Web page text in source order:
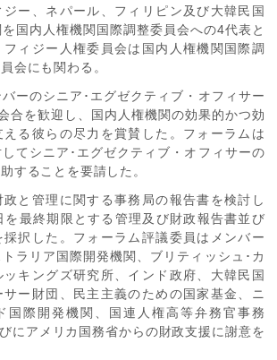
ジー、ネパール、フィリピン及び大韓民国
国内人権機関国際調整委員会への4代表と
フィジー人権委員会は国内人権機関国際調
会にも関わる。
ーのシニア･エグゼクティブ・オフィサー
合を歓迎し、国内人権機関の効果的かつ効
る彼らの尽力を賞賛した。フォーラムは
てシニア･エグゼクティブ・オフィサーの
することを要請した。
と管理に関する事務局の報告書を検討し
最終期限とする管理及び財政報告書並び
採択した。フォーラム評議委員はメンバー
ラリア国際開発機関、ブリティッシュ･カ
キングズ研究所、インド政府、大韓民国
ー財団、民主主義のための国家基金、ニ
国際開発機関、国連人権高等弁務官事務
にアメリカ国務省からの財政支援に謝意を